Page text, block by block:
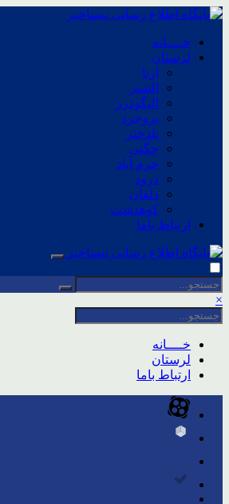
خــــانه
لرستان
ازنا
الشتر
الیگودرز
بروجرد
پلدختر
چگنی
خرم آباد
درود
دلفان
کوهدشت
ارتباط باما
×
خــــانه
لرستان
ارتباط باما